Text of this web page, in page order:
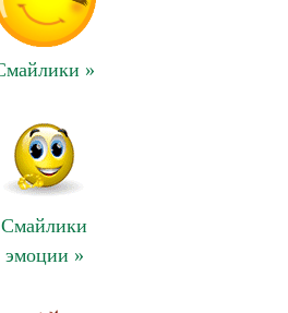
»
Смайлики
эмоции »